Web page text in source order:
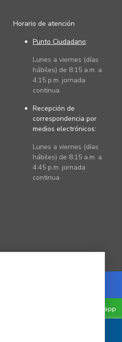
Horario de atención
Punto Ciudadano:
Lunes a viernes (días
hábiles) de 8:15 a.m. a
4:15 p.m. jornada
continua
Recepción de
correspondencia por
medios electrónicos:
Lunes a viernes (días
hábiles) de 8:15 a.m. a
4:45 p.m. jornada
continua
Powered by Nexura